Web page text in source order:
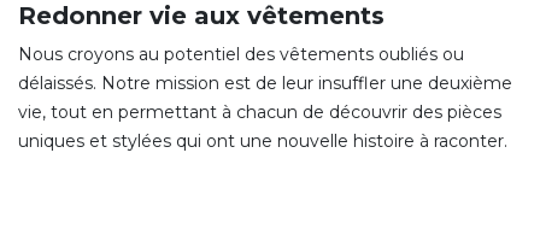
Redonner vie aux vêtements
Nous croyons au potentiel des vêtements oubliés ou
délaissés. Notre mission est de leur insuffler une deuxième
vie, tout en permettant à chacun de découvrir des pièces
uniques et stylées qui ont une nouvelle histoire à raconter.